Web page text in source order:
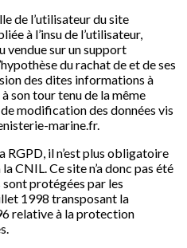
de l’utilisateur du site
à l’insu de l’utilisateur,
vendue sur un support
du rachat de et de ses
des dites informations à
son tour tenu de la même
modification des données vis
marine.fr.
RGPD, il n’est plus obligatoire
CNIL. Ce site n’a donc pas été
sont protégées par les
1998 transposant la
relative à la protection